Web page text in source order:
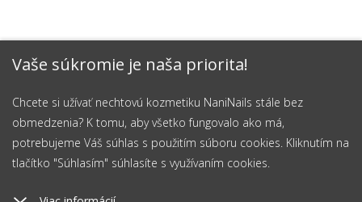
Vaše súkromie je naša priorita!
Chcete si užívať nechtovú kozmetiku NaniNails stále bez
obmedzenia? K tomu, aby všetko fungovalo ako má,
potrebujeme Váš súhlas s použitím súboru cookies. Kliknutím na
tlačítko "Súhlasím" súhlasíte s využívaním cookies.